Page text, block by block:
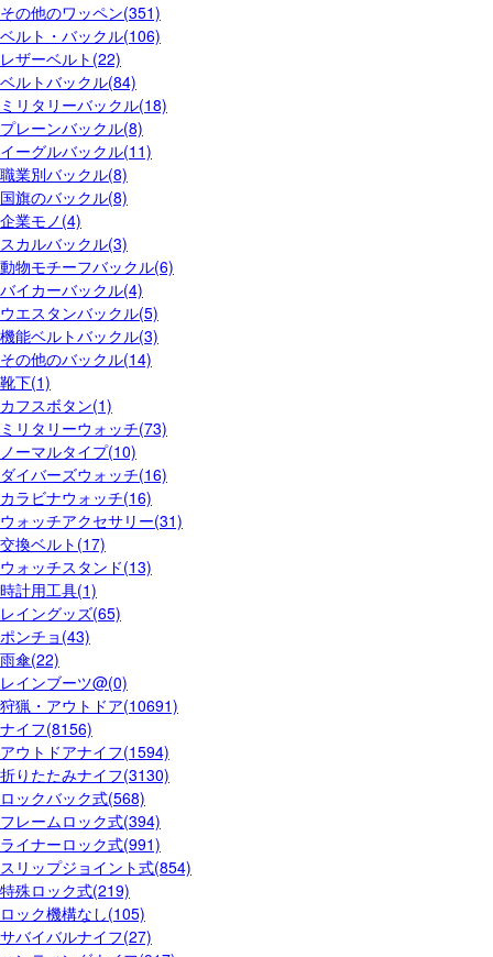
その他のワッペン(351)
ベルト・バックル(106)
レザーベルト(22)
ベルトバックル(84)
ミリタリーバックル(18)
プレーンバックル(8)
イーグルバックル(11)
職業別バックル(8)
国旗のバックル(8)
企業モノ(4)
スカルバックル(3)
動物モチーフバックル(6)
バイカーバックル(4)
ウエスタンバックル(5)
機能ベルトバックル(3)
その他のバックル(14)
靴下(1)
カフスボタン(1)
ミリタリーウォッチ(73)
ノーマルタイプ(10)
ダイバーズウォッチ(16)
カラビナウォッチ(16)
ウォッチアクセサリー(31)
交換ベルト(17)
ウォッチスタンド(13)
時計用工具(1)
レイングッズ(65)
ポンチョ(43)
雨傘(22)
レインブーツ@(0)
狩猟・アウトドア(10691)
ナイフ(8156)
アウトドアナイフ(1594)
折りたたみナイフ(3130)
ロックバック式(568)
フレームロック式(394)
ライナーロック式(991)
スリップジョイント式(854)
特殊ロック式(219)
ロック機構なし(105)
サバイバルナイフ(27)